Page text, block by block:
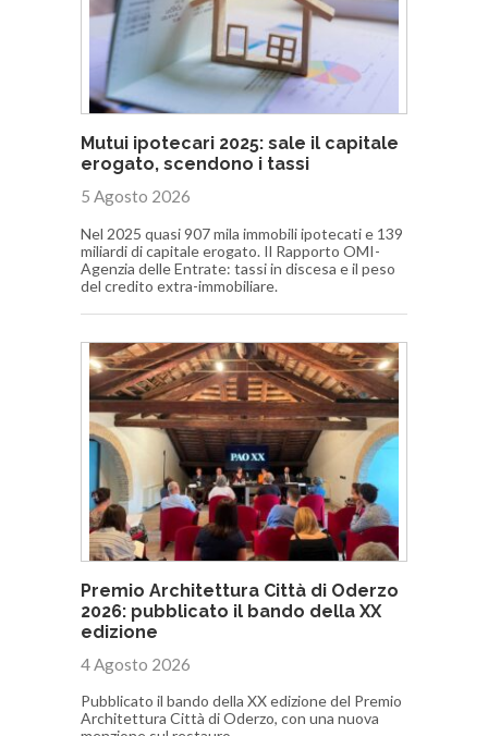
Mutui ipotecari 2025: sale il capitale
erogato, scendono i tassi
5 Agosto 2026
Nel 2025 quasi 907 mila immobili ipotecati e 139
miliardi di capitale erogato. Il Rapporto OMI-
Agenzia delle Entrate: tassi in discesa e il peso
del credito extra-immobiliare.
Premio Architettura Città di Oderzo
2026: pubblicato il bando della XX
edizione
4 Agosto 2026
Pubblicato il bando della XX edizione del Premio
Architettura Città di Oderzo, con una nuova